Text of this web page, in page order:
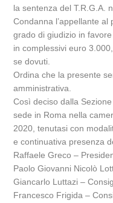
la sentenza del T.R.G.A.
Condanna l’appellante
grado di giudizio in
in complessivi euro
se dovuti.
Ordina che la presente
amministrativa.
Così deciso dalla
sede in Roma nella
2020, tenutasi con
e continuativa presenza
Raffaele Greco –
Paolo Giovanni Nicolò
Giancarlo Luttazi –
Francesco Frigida –